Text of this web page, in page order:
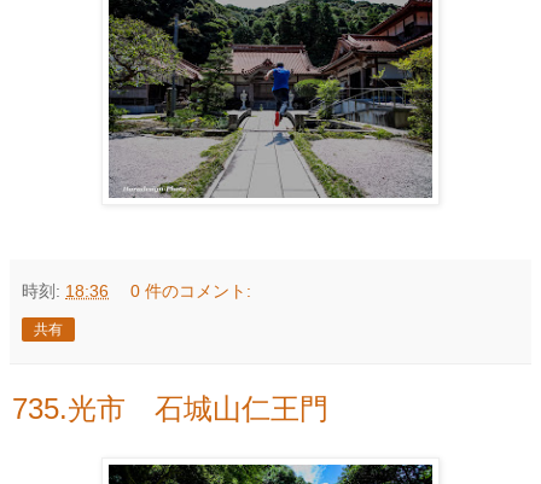
時刻: 18:36 0 件のコメント:
共有
735.光市 石城山仁王門